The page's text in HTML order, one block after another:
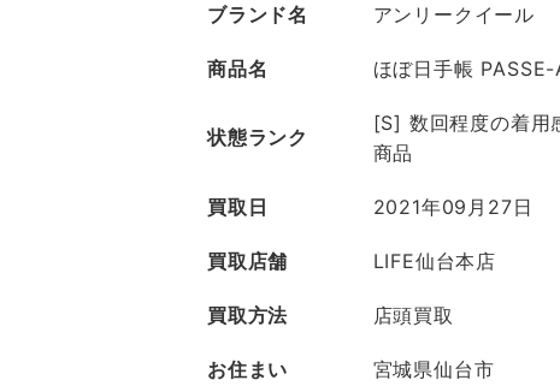
ブランド名 アンリークイール
商品名 ほぼ日手帳
状態ランク
[S] 数回程度の着用
商品
買取日 2021年09月27日
買取店舗 LIFE仙台本店
買取方法 店頭買取
お住まい 宮城県仙台市